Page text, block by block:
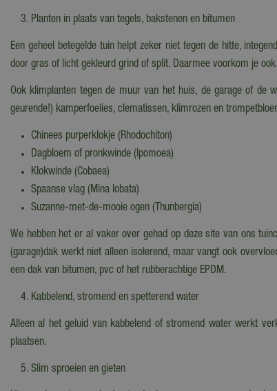
Planten in plaats van tegels, bakstenen en bitumen
Een geheel betegelde tuin helpt zeker niet tegen de hitte,
door gras of licht gekleurd grind of split. Daarmee voorkom je
Ook klimplanten tegen de muur van het huis, de garage of de
geurende!) kamperfoelies, clematissen, klimrozen en
Chinees purperklokje (Rhodochiton)
Dagbloem of pronkwinde (Ipomoea)
Klokwinde (Cobaea)
Spaanse vlag (Mina lobata)
Suzanne-met-de-mooie ogen (Thunbergia)
We hebben het er al vaker over gehad op deze site van ons
(garage)dak werkt niet alleen isolerend, maar vangt ook
een dak van bitumen, pvc of het rubberachtige EPDM.
Kabbelend, stromend en spetterend water
Alleen al het geluid van kabbelend of stromend water werkt
plaatsen.
Slim sproeien en gieten